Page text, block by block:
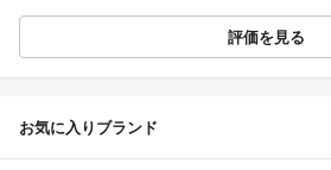
評価を見る
お気に入りブランド